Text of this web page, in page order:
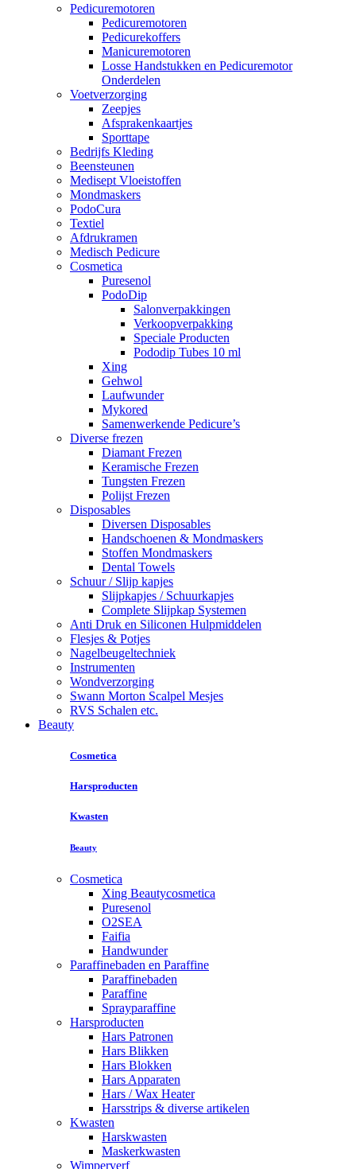
Pedicuremotoren
Pedicuremotoren
Pedicurekoffers
Manicuremotoren
Losse Handstukken en Pedicuremotor
Onderdelen
Voetverzorging
Zeepjes
Afsprakenkaartjes
Sporttape
Bedrijfs Kleding
Beensteunen
Medisept Vloeistoffen
Mondmaskers
PodoCura
Textiel
Afdrukramen
Medisch Pedicure
Cosmetica
Puresenol
PodoDip
Salonverpakkingen
Verkoopverpakking
Speciale Producten
Pododip Tubes 10 ml
Xing
Gehwol
Laufwunder
Mykored
Samenwerkende Pedicure’s
Diverse frezen
Diamant Frezen
Keramische Frezen
Tungsten Frezen
Polijst Frezen
Disposables
Diversen Disposables
Handschoenen & Mondmaskers
Stoffen Mondmaskers
Dental Towels
Schuur / Slijp kapjes
Slijpkapjes / Schuurkapjes
Complete Slijpkap Systemen
Anti Druk en Siliconen Hulpmiddelen
Flesjes & Potjes
Nagelbeugeltechniek
Instrumenten
Wondverzorging
Swann Morton Scalpel Mesjes
RVS Schalen etc.
Beauty
Cosmetica
Harsproducten
Kwasten
Beauty
Cosmetica
Xing Beautycosmetica
Puresenol
O2SEA
Faifia
Handwunder
Paraffinebaden en Paraffine
Paraffinebaden
Paraffine
Sprayparaffine
Harsproducten
Hars Patronen
Hars Blikken
Hars Blokken
Hars Apparaten
Hars / Wax Heater
Harsstrips & diverse artikelen
Kwasten
Harskwasten
Maskerkwasten
Wimperverf